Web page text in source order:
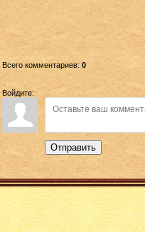
Всего комментариев: 0
Войдите:
Отправить